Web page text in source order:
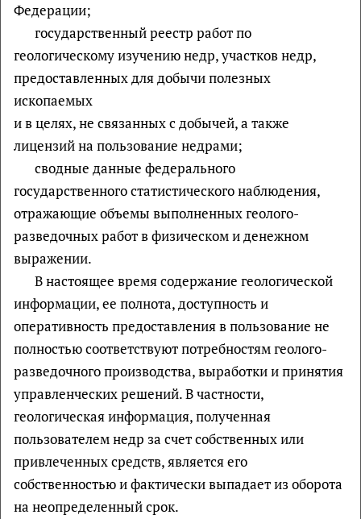
Федерации;
государственный реестр работ по
геологическому изучению недр, участков недр,
предоставленных для добычи полезных
ископаемых
и в целях, не связанных с добычей, а также
лицензий на пользование недрами;
сводные данные федерального
государственного статистического наблюдения,
отражающие объемы выполненных геолого-
разведочных работ в физическом и денежном
выражении.
В настоящее время содержание геологической
информации, ее полнота, доступность и
оперативность предоставления в пользование не
полностью соответствуют потребностям геолого-
разведочного производства, выработки и принятия
управленческих решений. В частности,
геологическая информация, полученная
пользователем недр за счет собственных или
привлеченных средств, является его
собственностью и фактически выпадает из оборота
на неопределенный срок.